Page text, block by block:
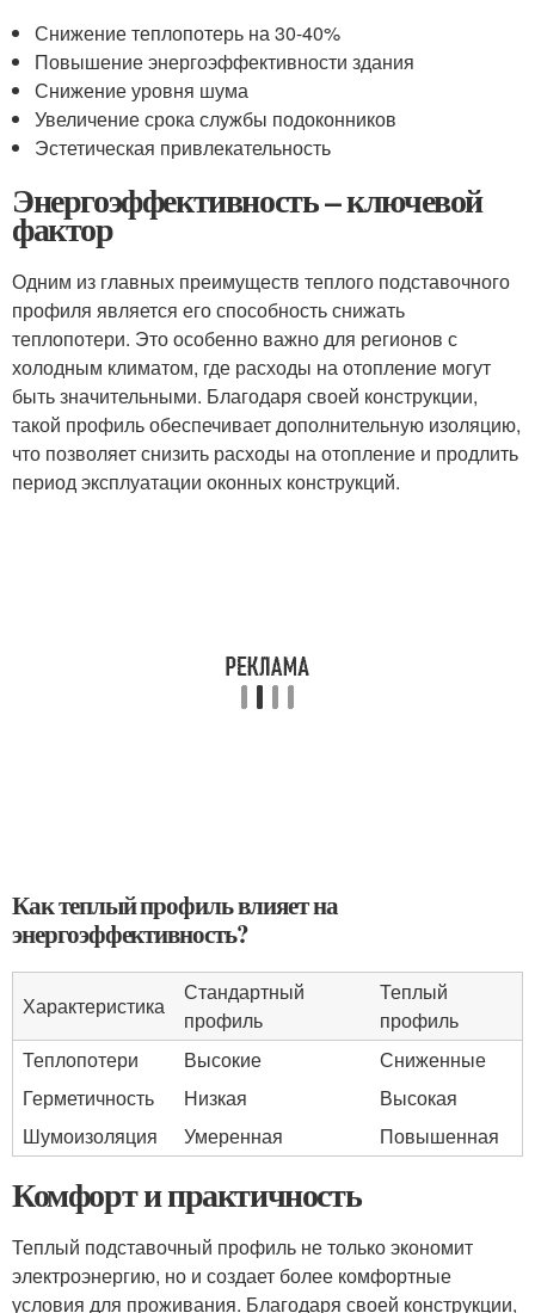
Снижение теплопотерь на 30-40%
Повышение энергоэффективности здания
Снижение уровня шума
Увеличение срока службы подоконников
Эстетическая привлекательность
Энергоэффективность – ключевой
фактор
Одним из главных преимуществ теплого подставочного
профиля является его способность снижать
теплопотери. Это особенно важно для регионов с
холодным климатом, где расходы на отопление могут
быть значительными. Благодаря своей конструкции,
такой профиль обеспечивает дополнительную изоляцию,
что позволяет снизить расходы на отопление и продлить
период эксплуатации оконных конструкций.
Как теплый профиль влияет на
энергоэффективность?
Характеристика
Стандартный
профиль
Теплый
профиль
Теплопотери
Высокие
Сниженные
Герметичность
Низкая
Высокая
Шумоизоляция
Умеренная Повышенная
Комфорт и практичность
Теплый подставочный профиль не только экономит
электроэнергию, но и создает более комфортные
условия для проживания. Благодаря своей конструкции,